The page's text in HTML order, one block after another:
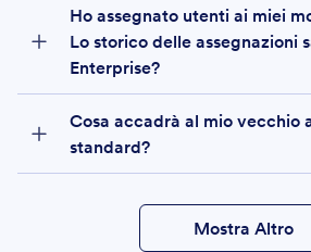
https://
Ho assegnato utenti ai miei
Lo storico delle assegnazioni
Enterprise?
Cosa accadrà al mio vecchio
standard?
Mostra Altro